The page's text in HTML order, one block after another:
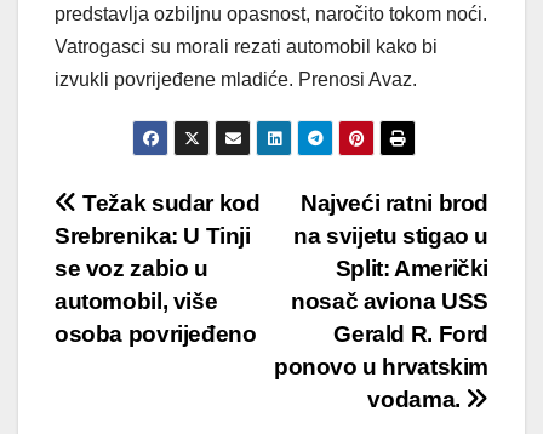
predstavlja ozbiljnu opasnost, naročito tokom noći.
Vatrogasci su morali rezati automobil kako bi
izvukli povrijeđene mladiće. Prenosi Avaz.
Post
navigation
Najveći ratni brod
na svijetu stigao u
Split: Američki
nosač aviona USS
Gerald R. Ford
ponovo u hrvatskim
vodama.
Težak sudar kod
Srebrenika: U Tinji
se voz zabio u
automobil, više
osoba povrijeđeno